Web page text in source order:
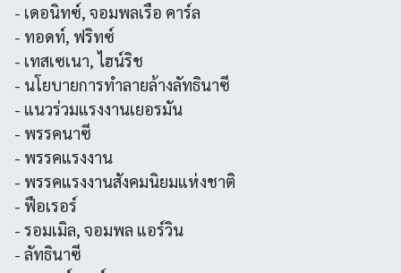
- เดอนิทซ์, จอมพลเรือ คาร์ล
- ทอดท์, ฟริทซ์
- เทสเซเนา, ไฮน์ริช
- นโยบายการทำลายล้างลัทธินาซี
- แนวร่วมแรงงานเยอรมัน
- พรรคนาซี
- พรรคแรงงาน
- พรรคแรงงานสังคมนิยมแห่งชาติ
- ฟือเรอร์
- รอมเมิล, จอมพล แอร์วิน
- ลัทธินาซี